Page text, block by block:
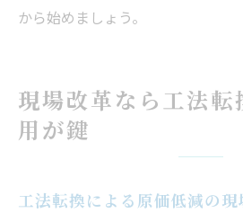
から始めましょう。
現場改革なら工法
用が鍵
工法転換による原価低減の現